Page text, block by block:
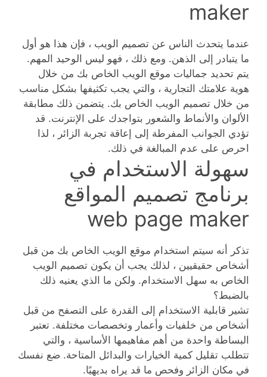
maker
عندما يتحدث الناس عن تصميم الويب ، فإن هذا هو أول
ما يتبادر إلى الذهن. ومع ذلك ، فهو ليس الوحيد المهم.
يتم تحديد جماليات موقع الويب الخاص بك من خلال
هوية علامتك التجارية ، والتي يجب تكثيفها بشكل مناسب
من خلال تصميم الويب الخاص بك. يتضمن ذلك مطابقة
الألوان والأنماط والشعور بتواجدك على الإنترنت. قد
تؤدي الجوانب المفرطة إلى إعاقة تجربة الزائر ، لذا
احرص على عدم المبالغة في ذلك.
سهولة الاستخدام في
برنامج تصميم المواقع
web page maker
تذكر أنه سيتم استخدام موقع الويب الخاص بك من قبل
أشخاص حقيقيين ، لذلك يجب أن يكون تصميم الويب
الخاص به سهل الاستخدام. ولكن ما الذي يعنيه ذلك
بالضبط؟
تشير قابلية الاستخدام إلى القدرة على التصفح من قبل
أشخاص من خلفيات وأعمار وتخصصات مختلفة. تعتبر
البساطة واحدة من أهم مفاهيمها الأساسية ، والتي
تتطلب تقليل كمية الخيارات والبدائل المتاحة. ضع نفسك
في مكان الزائر وفحص ما قد يراه بديهيًا.